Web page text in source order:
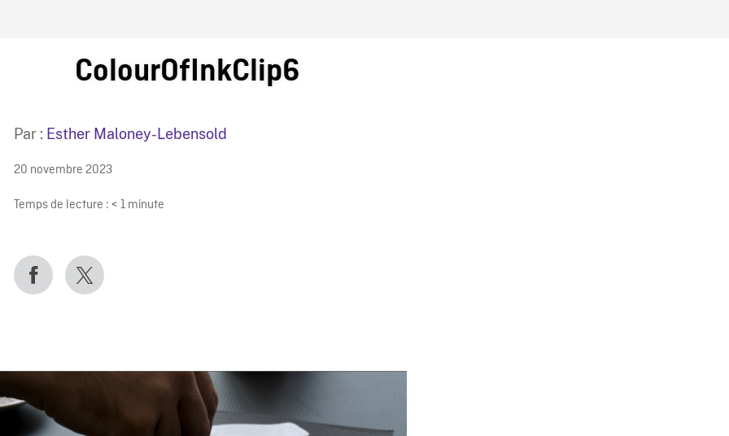
ONF
ColourOfInkClip6
Par : Esther Maloney-Lebensold
20 novembre 2023
Temps de lecture : < 1 minute